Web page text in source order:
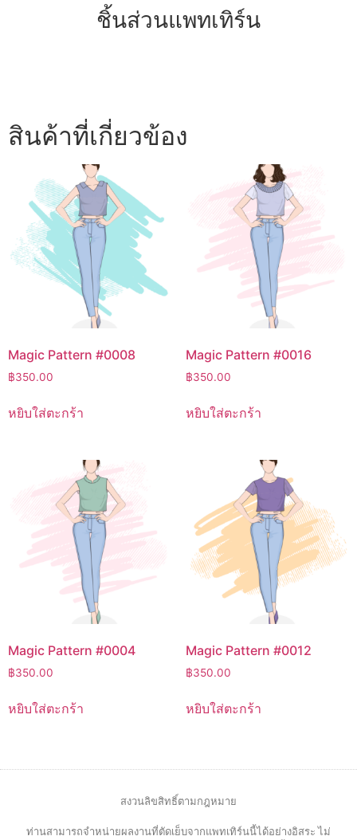
ชิ้นส่วนแพทเทิร์น
สินค้าที่เกี่ยวข้อง
Magic Pattern #0008
฿350.00
หยิบใส่ตะกร้า
Magic Pattern #0016
฿350.00
หยิบใส่ตะกร้า
Magic Pattern #0004
฿350.00
หยิบใส่ตะกร้า
Magic Pattern #0012
฿350.00
หยิบใส่ตะกร้า
สงวนลิขสิทธิ์ตามกฎหมาย
ท่านสามารถจำหน่ายผลงานที่ตัดเย็บจากแพทเทิร์นนี้ได้อย่างอิสระ ไม่